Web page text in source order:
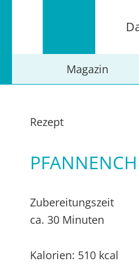
Magazin
Rezept
Zubereitungszeit
ca. 30 Minuten
Kalorien: 510 kcal